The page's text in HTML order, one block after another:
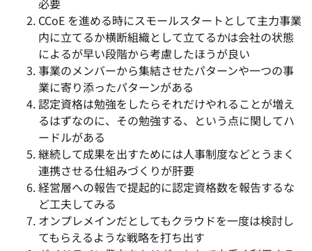
CCoE を進める時にスモールスタートとして主力事業
内に立てるか横断組織として立てるかは会社の状態
によるが早い段階から考慮したほうが良い
事業のメンバーから集結させたパターンや一つの事
業に寄り添ったパターンがある
認定資格は勉強をしたらそれだけやれることが増え
るはずなのに、その勉強する、という点に関してハ
ードルがある
継続して成果を出すためには人事制度などとうまく
連携させる仕組みづくりが肝要
経営層への報告で提起的に認定資格数を報告するな
ど工夫してみる
オンプレメインだとしてもクラウドを一度は検討し
てもらえるような戦略を打ち出す